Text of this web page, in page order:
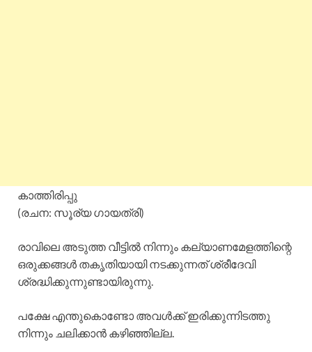
കാത്തിരിപ്പു
(രചന: സൂര്യ ഗായത്രി)
രാവിലെ അടുത്ത വീട്ടിൽ നിന്നും കല്യാണമേളത്തിന്റെ
ഒരുക്കങ്ങൾ തകൃതിയായി നടക്കുന്നത് ശ്രീദേവി
ശ്രദ്ധിക്കുന്നുണ്ടായിരുന്നു.
പക്ഷേ എന്തുകൊണ്ടോ അവൾക്ക് ഇരിക്കുന്നിടത്തു
നിന്നും ചലിക്കാൻ കഴിഞ്ഞില്ല.